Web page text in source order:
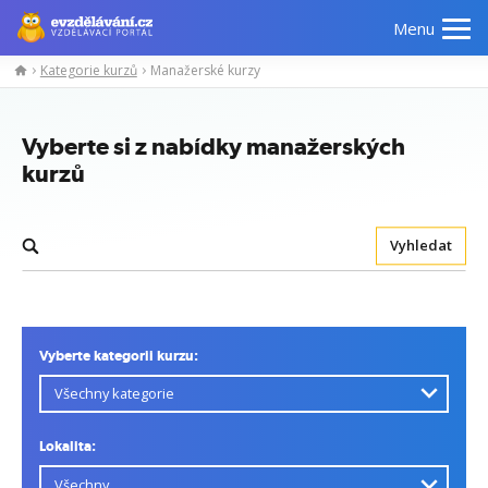
Menu
Kategorie kurzů Manažerské kurzy
Vyberte si z nabídky manažerských
kurzů
Vyhledat
Vyberte kategorii kurzu:
Lokalita: